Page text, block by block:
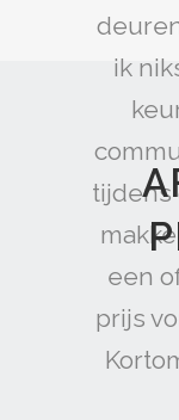
ik
tijdens
een
prijs